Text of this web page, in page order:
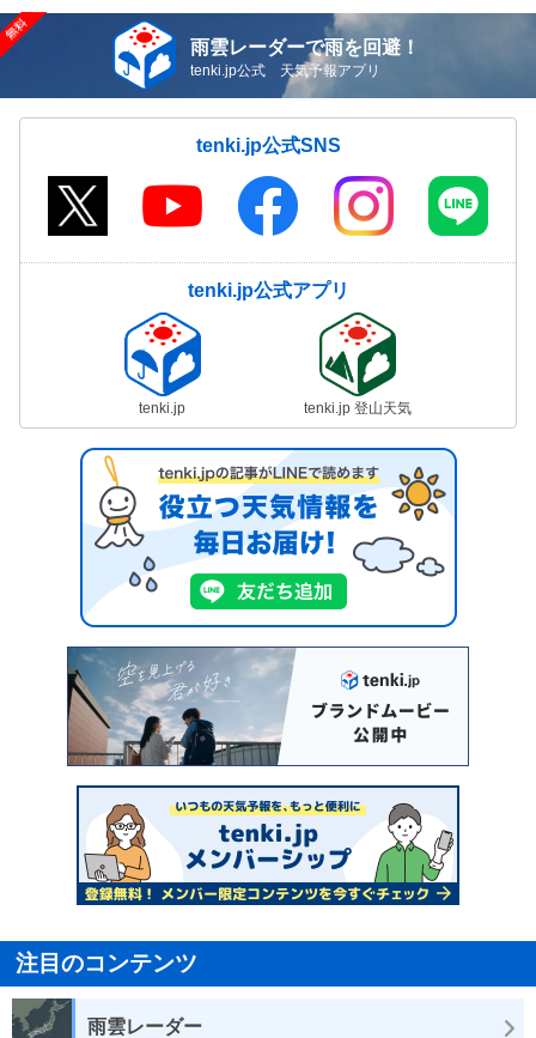
雨雲レーダーで雨を回避！
tenki.jp公式 天気予報アプリ
tenki.jp公式SNS
tenki.jp公式アプリ
tenki.jp tenki.jp 登山天気
注目のコンテンツ
雨雲レーダー